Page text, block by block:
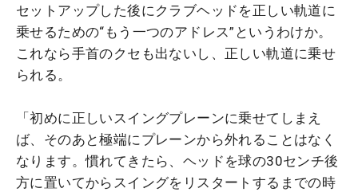
セットアップした後にクラブヘッドを正しい軌道に
乗せるための“もう一つのアドレス”というわけか。
これなら手首のクセも出ないし、正しい軌道に乗せ
られる。
「初めに正しいスイングプレーンに乗せてしまえ
ば、そのあと極端にプレーンから外れることはなく
なります。慣れてきたら、ヘッドを球の30センチ後
方に置いてからスイングをリスタートするまでの時